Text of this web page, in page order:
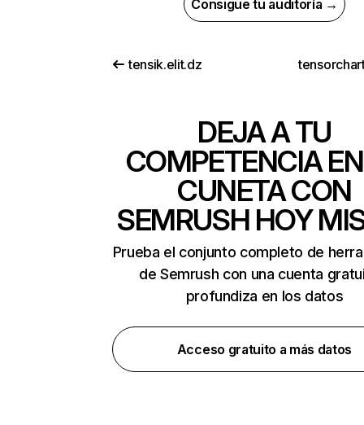
Consigue tu auditoría →
tensik.elit.dz
DEJA A TU
COMPETENCIA
CUNETA CON
SEMRUSH HOY
Prueba el conjunto completo de
de Semrush con una cuenta
profundiza en los datos
Acceso gratuito a más datos